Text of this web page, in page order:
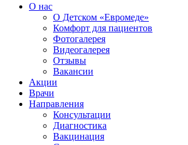
О нас
О Детском «Евромеде»
Комфорт для пациентов
Фотогалерея
Видеогалерея
Отзывы
Вакансии
Акции
Врачи
Направления
Консультации
Диагностика
Вакцинация